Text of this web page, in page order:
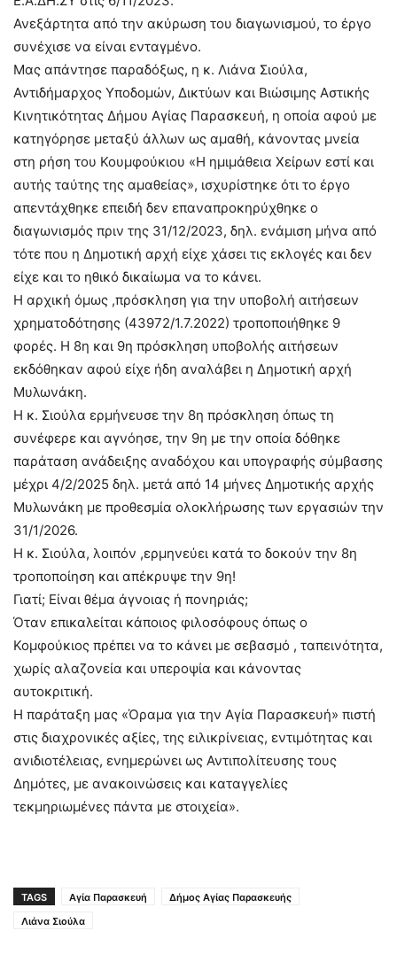
Ανεξάρτητα από την ακύρωση του διαγωνισμού, το έργο
συνέχισε να είναι ενταγμένο.
Μας απάντησε παραδόξως, η κ. Λιάνα Σιούλα,
Αντιδήμαρχος Υποδομών, Δικτύων και Βιώσιμης Αστικής
Κινητικότητας Δήμου Αγίας Παρασκευή, η οποία αφού με
κατηγόρησε μεταξύ άλλων ως αμαθή, κάνοντας μνεία
στη ρήση του Κουμφούκιου «Η ημιμάθεια Χείρων εστί και
αυτής ταύτης της αμαθείας», ισχυρίστηκε ότι το έργο
απεντάχθηκε επειδή δεν επαναπροκηρύχθηκε ο
διαγωνισμός πριν της 31/12/2023, δηλ. ενάμιση μήνα από
τότε που η Δημοτική αρχή είχε χάσει τις εκλογές και δεν
είχε και το ηθικό δικαίωμα να το κάνει.
Η αρχική όμως ,πρόσκληση για την υποβολή αιτήσεων
χρηματοδότησης (43972/1.7.2022) τροποποιήθηκε 9
φορές. Η 8η και 9η πρόσκληση υποβολής αιτήσεων
εκδόθηκαν αφού είχε ήδη αναλάβει η Δημοτική αρχή
Μυλωνάκη.
Η κ. Σιούλα ερμήνευσε την 8η πρόσκληση όπως τη
συνέφερε και αγνόησε, την 9η με την οποία δόθηκε
παράταση ανάδειξης αναδόχου και υπογραφής σύμβασης
μέχρι 4/2/2025 δηλ. μετά από 14 μήνες Δημοτικής αρχής
Μυλωνάκη με προθεσμία ολοκλήρωσης των εργασιών την
31/1/2026.
Η κ. Σιούλα, λοιπόν ,ερμηνεύει κατά το δοκούν την 8η
τροποποίηση και απέκρυψε την 9η!
Γιατί; Είναι θέμα άγνοιας ή πονηριάς;
Όταν επικαλείται κάποιος φιλοσόφους όπως ο
Κομφούκιος πρέπει να το κάνει με σεβασμό , ταπεινότητα,
χωρίς αλαζονεία και υπεροψία και κάνοντας
αυτοκριτική.
Η παράταξη μας «Όραμα για την Αγία Παρασκευή» πιστή
στις διαχρονικές αξίες, της ειλικρίνειας, εντιμότητας και
ανιδιοτέλειας, ενημερώνει ως Αντιπολίτευσης τους
Δημότες, με ανακοινώσεις και καταγγελίες
τεκμηριωμένες πάντα με στοιχεία».
TAGS Αγία Παρασκευή
Δήμος Αγίας Παρασκευής
Λιάνα Σιούλα